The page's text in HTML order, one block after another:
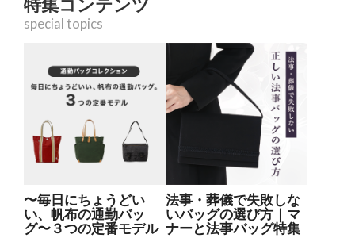
特集コンテンツ
special topics
〜毎日にちょうどい
い、帆布の通勤バッ
グ〜３つの定番モデル
法事・葬儀で失敗しな
いバッグの選び方｜マ
ナーと法事バッグ特集